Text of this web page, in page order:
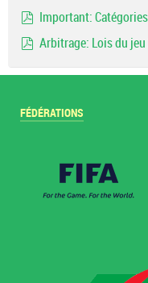
Important:
Arbitrage: Lois du
FÉDÉRATIONS